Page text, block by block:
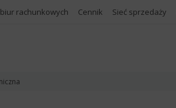
rachunkowych Cennik Sieć sprzedaży